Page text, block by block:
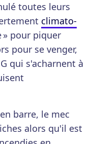
toutes leurs
climato-
» pour piquer
pour se venger,
qui s'acharnent à
barre, le mec
alors qu'il est